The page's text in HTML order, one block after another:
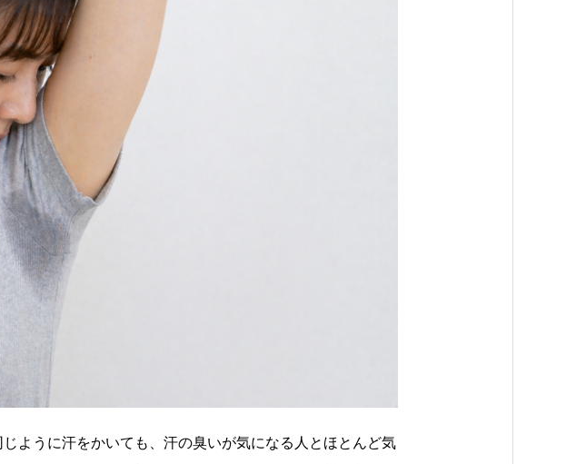
ように汗をかいても、汗の臭いが気になる人とほとんど気